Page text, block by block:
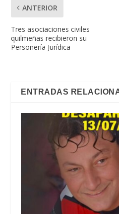
ANTERIOR
Tres asociaciones civiles
quilmeñas recibieron su
Personería Jurídica
ENTRADAS